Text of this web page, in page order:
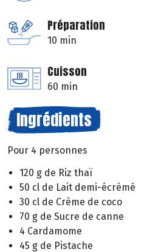
Préparation
10 min
Cuisson
60 min
Ingrédients
Pour 4 personnes
120 g de Riz thaï
50 cl de Lait demi-écrémé
30 cl de Crème de coco
70 g de Sucre de canne
4 Cardamome
45 g de Pistache